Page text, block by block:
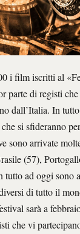
i film iscritti al
parte di registi
dall’Italia. In
si sfideranno
sono arrivate
(57),
ad oggi sono
di tutto il
sarà a
che vi